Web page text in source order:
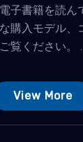
子書籍を読ん
購入モデル、
覧ください。 ...
View More